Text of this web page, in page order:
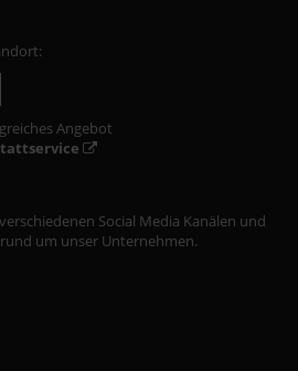
Angebot
Social Media Kanälen und
um unser Unternehmen.